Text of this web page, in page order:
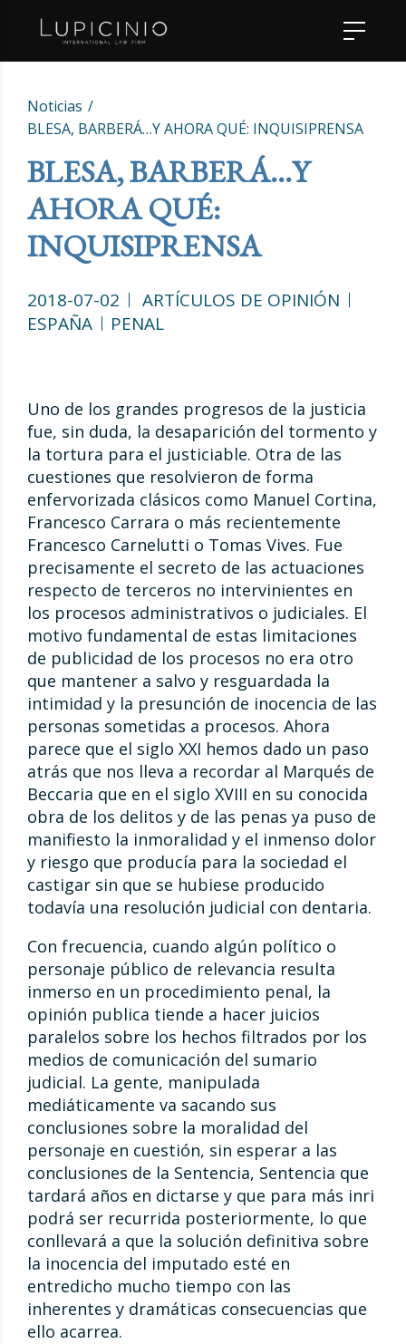
Noticias
BLESA, BARBERÁ…Y AHORA QUÉ: INQUISIPRENSA
BLESA, BARBERÁ…Y
AHORA QUÉ:
INQUISIPRENSA
2018-07-02
ARTÍCULOS DE OPINIÓN
ESPAÑA
PENAL
Uno de los grandes progresos de la justicia
fue, sin duda, la desaparición del tormento y
la tortura para el justiciable. Otra de las
cuestiones que resolvieron de forma
enfervorizada clásicos como Manuel Cortina,
Francesco Carrara o más recientemente
Francesco Carnelutti o Tomas Vives. Fue
precisamente el secreto de las actuaciones
respecto de terceros no intervinientes en
los procesos administrativos o judiciales. El
motivo fundamental de estas limitaciones
de publicidad de los procesos no era otro
que mantener a salvo y resguardada la
intimidad y la presunción de inocencia de las
personas sometidas a procesos. Ahora
parece que el siglo XXI hemos dado un paso
atrás que nos lleva a recordar al Marqués de
Beccaria que en el siglo XVIII en su conocida
obra de los delitos y de las penas ya puso de
manifiesto la inmoralidad y el inmenso dolor
y riesgo que producía para la sociedad el
castigar sin que se hubiese producido
todavía una resolución judicial con dentaria.
Con frecuencia, cuando algún político o
personaje público de relevancia resulta
inmerso en un procedimiento penal, la
opinión publica tiende a hacer juicios
paralelos sobre los hechos filtrados por los
medios de comunicación del sumario
judicial. La gente, manipulada
mediáticamente va sacando sus
conclusiones sobre la moralidad del
personaje en cuestión, sin esperar a las
conclusiones de la Sentencia, Sentencia que
tardará años en dictarse y que para más inri
podrá ser recurrida posteriormente, lo que
conllevará a que la solución definitiva sobre
la inocencia del imputado esté en
entredicho mucho tiempo con las
inherentes y dramáticas consecuencias que
ello acarrea.